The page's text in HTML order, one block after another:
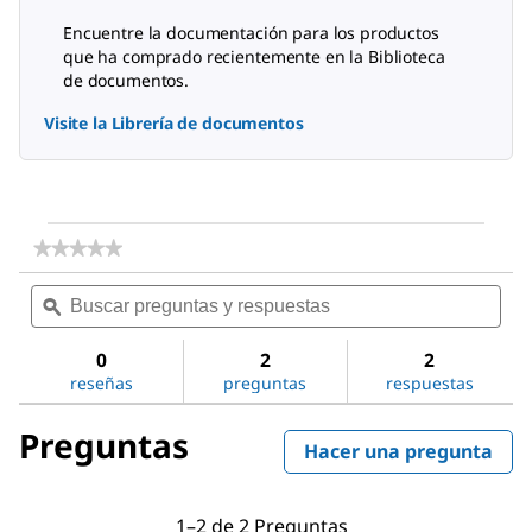
Encuentre la documentación para los productos
que ha comprado recientemente en la Biblioteca
de documentos.
Visite la Librería de documentos
★★★★★
★★★★★
hay
valoraciones
de
glycol
350
Buscar
preguntas
y
respuestas
ϙ
0
reseñas
2
preguntas
2
respuestas
Preguntas Hacer una pregunta
1–2 de 2 Preguntas